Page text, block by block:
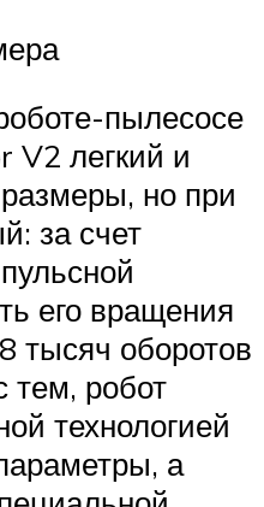
пылесосе
V2 легкий и
но при
за счет
его вращения
тысяч оборотов
тем, робот
технологией
а